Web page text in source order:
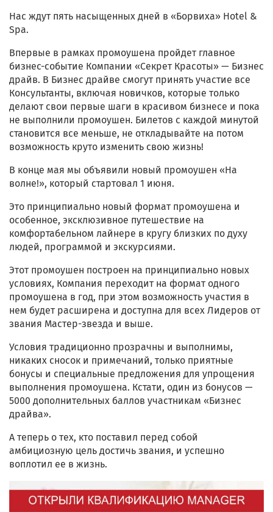
Нас ждут пять насыщенных дней в «Борвиха» Hotel &
Spa.
Впервые в рамках промоушена пройдет главное
бизнес-событие Компании «Секрет Красоты» — Бизнес
драйв. В Бизнес драйве смогут принять участие все
Консультанты, включая новичков, которые только
делают свои первые шаги в красивом бизнесе и пока
не выполнили промоушен. Билетов с каждой минутой
становится все меньше, не откладывайте на потом
возможность круто изменить свою жизнь!
В конце мая мы объявили новый промоушен «На
волне!», который стартовал 1 июня.
Это принципиально новый формат промоушена и
особенное, эксклюзивное путешествие на
комфортабельном лайнере в кругу близких по духу
людей, программой и экскурсиями.
Этот промоушен построен на принципиально новых
условиях, Компания переходит на формат одного
промоушена в год, при этом возможность участия в
нем будет расширена и доступна для всех Лидеров от
звания Мастер-звезда и выше.
Условия традиционно прозрачны и выполнимы,
никаких сносок и примечаний, только приятные
бонусы и специальные предложения для упрощения
выполнения промоушена. Кстати, один из бонусов —
5000 дополнительных баллов участникам «Бизнес
драйва».
А теперь о тех, кто поставил перед собой
амбициозную цель достичь звания, и успешно
воплотил ее в жизнь.